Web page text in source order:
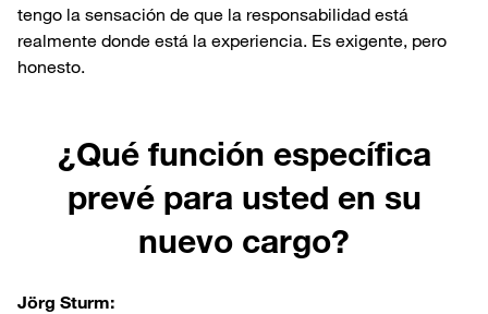
tengo la sensación de que la responsabilidad está
realmente donde está la experiencia. Es exigente, pero
honesto.
¿Qué función específica
prevé para usted en su
nuevo cargo?
Jörg Sturm: